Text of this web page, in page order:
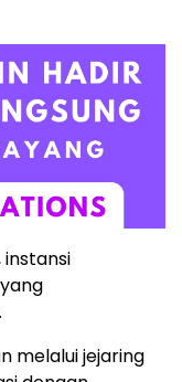
melalui jejaring